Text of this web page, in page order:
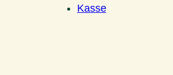
Kasse